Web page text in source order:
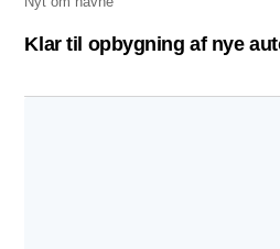
Klar til opbygning af nye